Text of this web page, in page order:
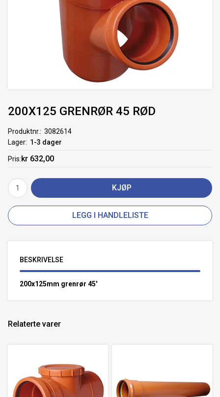
200X125 GRENRØR 45 RØD
Produktnr.
3082614
Lager
1-3 dager
Pris kr 632,00
KJØP
LEGG I HANDLELISTE
BESKRIVELSE
200x125mm grenrør 45'
Relaterte varer